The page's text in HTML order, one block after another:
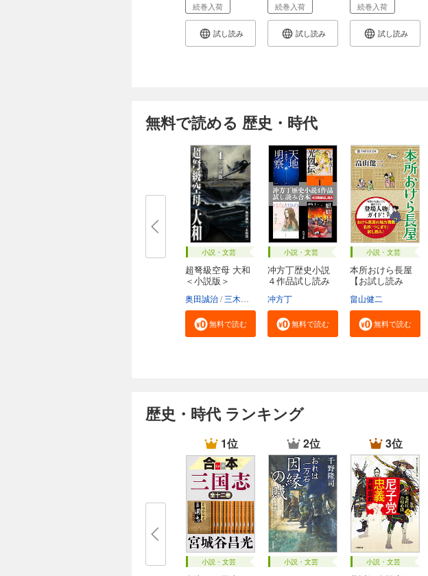
続巻入荷
試し読み
続巻入荷
試し読み
続巻入荷
試し読み
無料で読める 歴史・時代
小説・文芸
超弩級空母 大和
＜小説版＞
奥田誠治 三木原慧一
無料で読む
小説・文芸
冲方丁歴史小説
４作品試し読み
冲方丁
無料で読む
小説・文芸
本所おけら長屋
【お試し読み
畠山健二
無料で読む
歴史・時代 ランキング
1位
小説・文芸
2位
小説・文芸
3位
小説・文芸